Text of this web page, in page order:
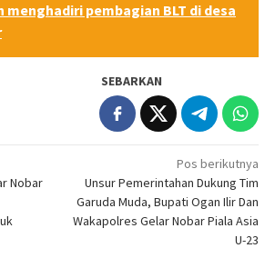
pembagian BLT di desa
SEBARKAN
Nobar
Pos berikutnya
Unsur Pemerintahan Dukung Tim
Garuda Muda, Bupati Ogan Ilir Dan
Wakapolres Gelar Nobar Piala Asia
U-23